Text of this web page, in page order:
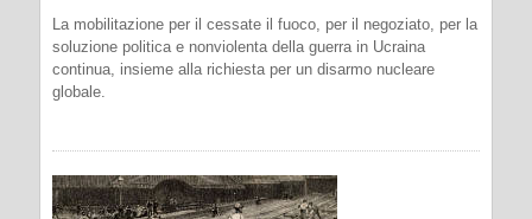
La mobilitazione per il cessate il fuoco, per il negoziato, per la
soluzione politica e nonviolenta della guerra in Ucraina
continua, insieme alla richiesta per un disarmo nucleare
globale.